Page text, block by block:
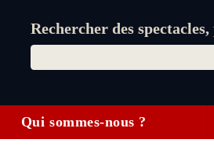
Rechercher des
Qui sommes-nous ?